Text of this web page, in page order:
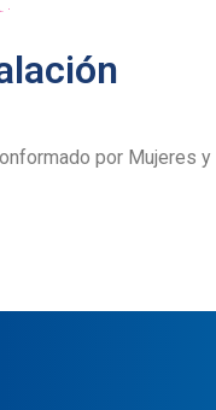
por Mujeres